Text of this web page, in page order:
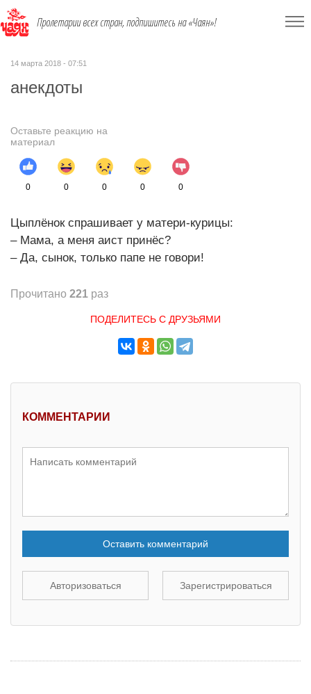
Пролетарии всех стран, подпишитесь на «Чаян»!
14 марта 2018 - 07:51
анекдоты
Оставьте реакцию на
материал
0 0 0 0 0
Цыплёнок спрашивает у матери-курицы:
– Мама, а меня аист принёс?
– Да, сынок, только папе не говори!
Прочитано 221 раз
ПОДЕЛИТЕСЬ С ДРУЗЬЯМИ
КОММЕНТАРИИ
Оставить комментарий
Авторизоваться Зарегистрироваться